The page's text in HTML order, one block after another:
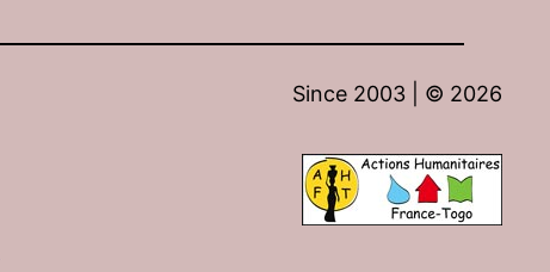
Since 2003 | © 2026